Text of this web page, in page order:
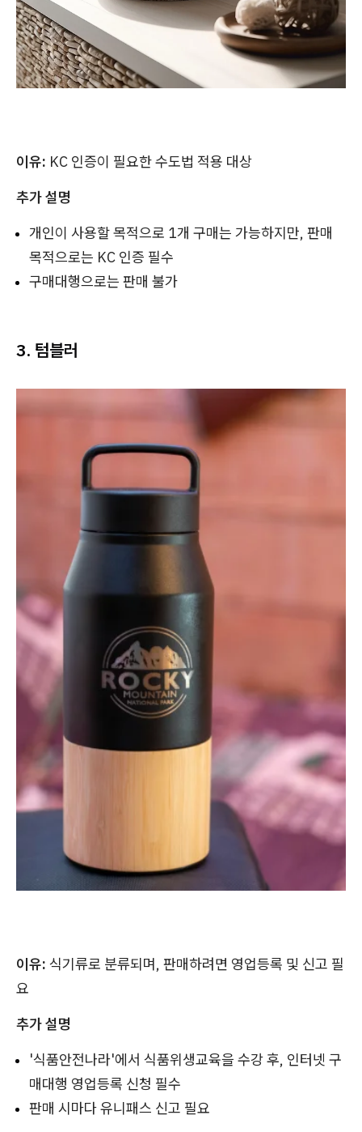
이유: KC 인증이 필요한 수도법 적용 대상
추가 설명
개인이 사용할 목적으로 1개 구매는 가능하지만, 판매
목적으로는 KC 인증 필수
구매대행으로는 판매 불가
3. 텀블러
이유: 식기류로 분류되며, 판매하려면 영업등록 및 신고 필
요
추가 설명
'식품안전나라'에서 식품위생교육을 수강 후, 인터넷 구
매대행 영업등록 신청 필수
판매 시마다 유니패스 신고 필요